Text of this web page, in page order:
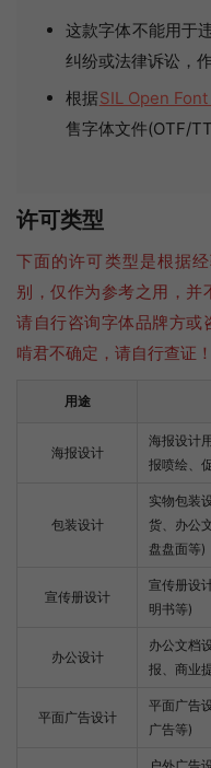
这款字体不能用于
纠纷或法律诉讼，
根据SIL Open
售字体文件(OTF/
许可类型
下面的许可类型是根据
别，仅作为参考之用，并
请自行咨询字体品牌方或
啃君不确定，请自行查证！
用途
海报设计
海报设计
报喷绘、
包装设计
实物包装
货、办公
盘盘面等)
宣传册设计
宣传册设
明书等)
办公设计
办公文档
报、商业
平面广告设计
平面广告
广告等)